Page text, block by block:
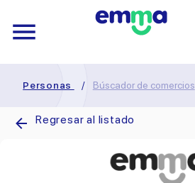
Personas / Búscador de comercios
Regresar al listado